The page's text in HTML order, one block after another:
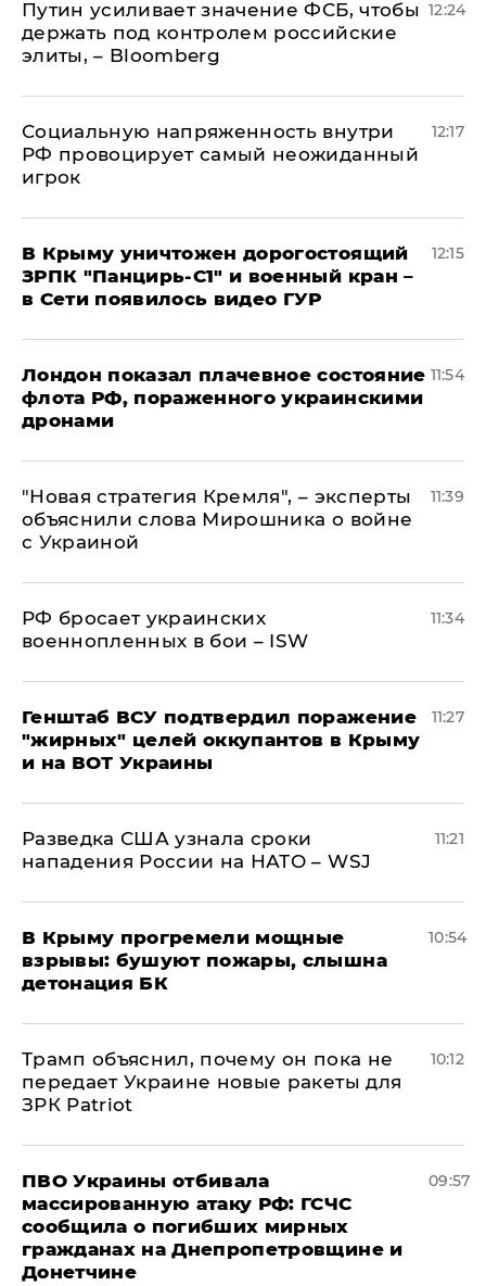
Путин усиливает значение ФСБ, чтобы
держать под контролем российские
элиты, – Bloomberg
12:24
Социальную напряженность внутри
РФ провоцирует самый неожиданный
игрок
12:17
В Крыму уничтожен дорогостоящий
ЗРПК "Панцирь-С1" и военный кран –
в Сети появилось видео ГУР
12:15
Лондон показал плачевное состояние
флота РФ, пораженного украинскими
дронами
11:54
"Новая стратегия Кремля", – эксперты
объяснили слова Мирошника о войне
с Украиной
11:39
РФ бросает украинских
военнопленных в бои – ISW
11:34
Генштаб ВСУ подтвердил поражение
"жирных" целей оккупантов в Крыму
и на ВОТ Украины
11:27
Разведка США узнала сроки
нападения России на НАТО – WSJ
11:21
В Крыму прогремели мощные
взрывы: бушуют пожары, слышна
детонация БК
10:54
Трамп объяснил, почему он пока не
передает Украине новые ракеты для
ЗРК Patriot
10:12
ПВО Украины отбивала
массированную атаку РФ: ГСЧС
сообщила о погибших мирных
гражданах на Днепропетровщине и
Донетчине
09:57